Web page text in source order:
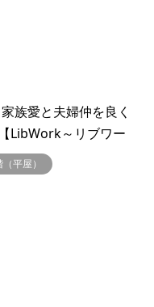
族愛と夫婦仲を良く
LibWork～リブワー
（平屋）